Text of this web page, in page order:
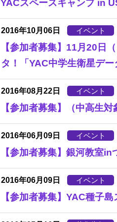
YACスペースキャンプ in
2016年10月06日 イベント
【参加者募集】11月20日
タ！「YAC中学生衛星デー
2016年08月22日 イベント
【参加者募集】（中高生
2016年06月09日 イベント
【参加者募集】銀河教室in
2016年06月09日 イベント
【参加者募集】YAC種子